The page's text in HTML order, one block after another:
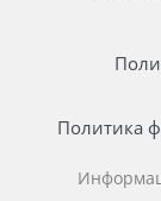
Политика